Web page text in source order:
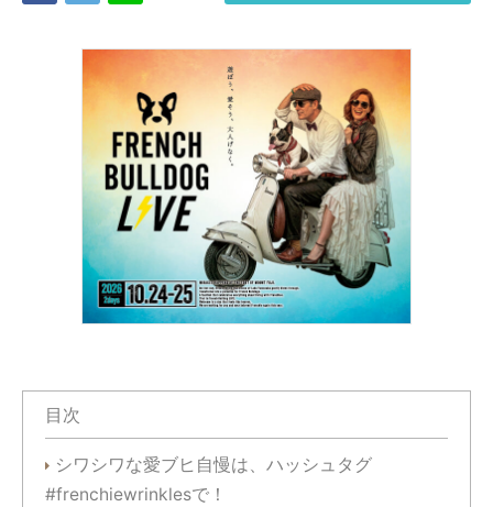
目次
シワシワな愛ブヒ自慢は、ハッシュタグ
#frenchiewrinklesで！